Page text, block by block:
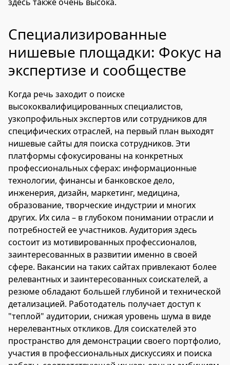
Специализированные
нишевые площадки: Фокус на
экспертизе и сообществе
Когда речь заходит о поиске
высококвалифицированных специалистов,
узкопрофильных экспертов или сотрудников для
специфических отраслей, на первый план выходят
нишевые сайты для поиска сотрудников. Эти
платформы сфокусированы на конкретных
профессиональных сферах: информационные
технологии, финансы и банковское дело,
инженерия, дизайн, маркетинг, медицина,
образование, творческие индустрии и многих
других. Их сила – в глубоком понимании отрасли и
потребностей ее участников. Аудитория здесь
состоит из мотивированных профессионалов,
заинтересованных в развитии именно в своей
сфере. Вакансии на таких сайтах привлекают более
релевантных и заинтересованных соискателей, а
резюме обладают большей глубиной и технической
детализацией. Работодатель получает доступ к
"теплой" аудитории, снижая уровень шума в виде
нерелевантных откликов. Для соискателей это
пространство для демонстрации своего портфолио,
участия в профессиональных дискуссиях и поиска